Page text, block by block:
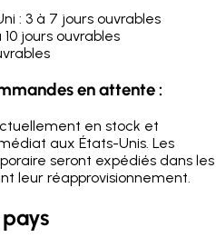
: 3 à 7 jours ouvrables
jours ouvrables
en attente :
en stock et
aux États-Unis. Les
seront expédiés dans les
leur réapprovisionnement.